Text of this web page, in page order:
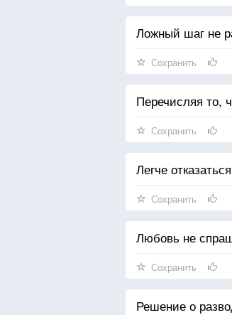
Ложный шаг не
Сохранить
Перечисляя то,
Сохранить
Легче
Сохранить
Любовь не
Сохранить
Решение о